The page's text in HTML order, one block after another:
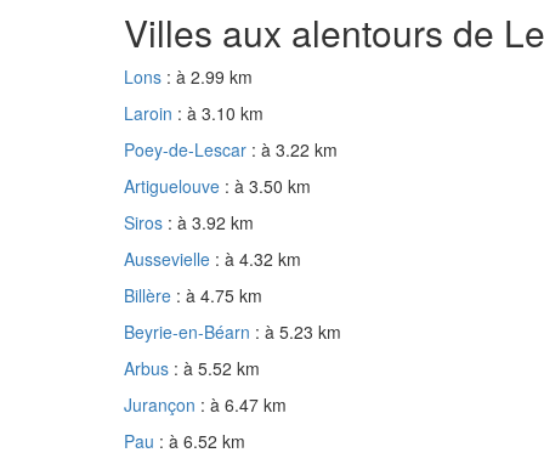
Villes aux alentours de
Lons : à 2.99 km
Laroin : à 3.10 km
Poey-de-Lescar : à 3.22 km
Artiguelouve : à 3.50 km
Siros : à 3.92 km
Aussevielle : à 4.32 km
Billère : à 4.75 km
Beyrie-en-Béarn : à 5.23 km
Arbus : à 5.52 km
Jurançon : à 6.47 km
Pau : à 6.52 km